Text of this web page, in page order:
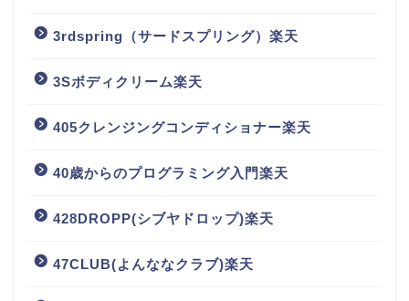
3rdspring（サードスプリング）楽天
3Sボディクリーム楽天
405クレンジングコンディショナー楽天
40歳からのプログラミング入門楽天
428DROPP(シブヤドロップ)楽天
47CLUB(よんななクラブ)楽天